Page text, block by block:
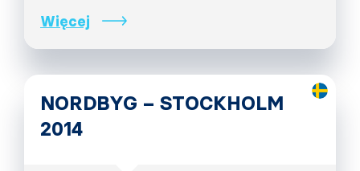
Więcej
NORDBYG – STOCKHOLM
2014